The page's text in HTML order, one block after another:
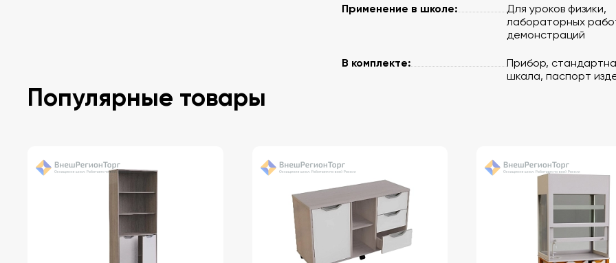
Применение в школе:
Для уроков физики,
лабораторных
демонстраций
В комплекте:
Прибор,
шкала, паспорт
Популярные товары